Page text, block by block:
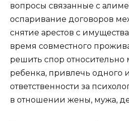
вопросы связанные с
оспаривание договоров
снятие арестов с
время совместного
решить спор относительно
ребенка, привлечь одного
ответственности за
в отношении жены, мужа,